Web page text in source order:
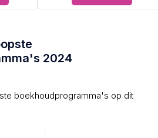
2024
boekhoudprogramma's op dit